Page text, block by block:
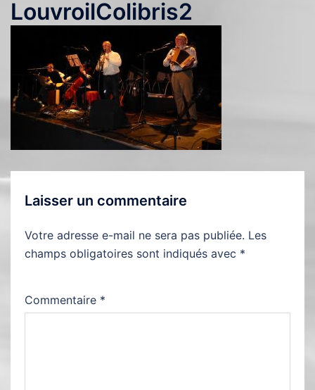
LouvroilColibris2
Laisser un commentaire
Votre adresse e-mail ne sera pas publiée. Les
champs obligatoires sont indiqués avec *
Commentaire *